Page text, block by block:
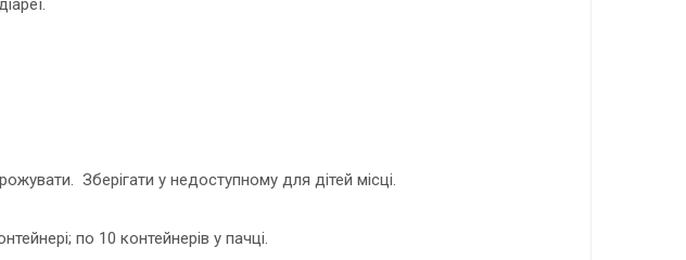
Зберігати у недоступному для дітей місці.
по 10 контейнерів у пачці.